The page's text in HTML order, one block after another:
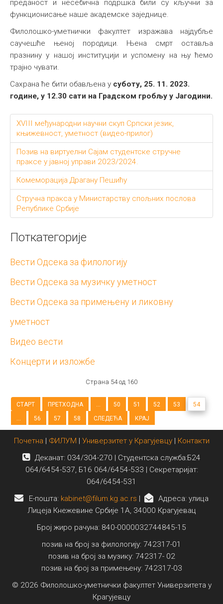
преданост и несебична подршка били су кључни за
функционисање наше академске заједнице.
Филолошко-уметнички факултет изражава најдубље
саучешће њеној породици. Њена смрт оставља
празнину у нашој институцији и успомену на њу ћемо
трајно чувати.
Сахрана ће бити обављена у суботу, 25. 11. 2023.
године, у 12.30 сати на Градском гробљу у Јагодини.
XVIII међународни научни скуп Српски језик,
књижевност, уметност (видео-прилог)
Позив на виртуелни Сајам студентске стручне
праксе у јавној управи 2023/2024.
Комеморација Драгану Пешићу
Стручна пракса у Министарству спољних послова
Републике Србије
Поткатегорије
Вести Одсека за филологију
Вести Одсека за музичку уметност
Вести Одсека за примењену и ликовну
уметност
Видео вести
Концерти и изложбе
Страна 54 од 160
СТАРТ ПРЕТХОДНА ... 50 51 52 53
54
...
56 57 58 СЛЕДЕЋА КРАЈ
Почетна | ФИЛУМ | Универзитет у Крагујевцу| Контакти
Деканат: 034/304-270 | Студентска служба:Б24
064/6454-537, Б16 064/6454-533 | Секретаријат:
064/6454-531
E-пошта: kabinet@filum.kg.ac.rs |
Адреса: улица
Лицеја Кнежевине Србије 1А, 34000 Крагујевац
Број жиро рачуна: 840-0000032744845-15
позив на број за филологију: 742317-01
позив на број за музику: 742317- 02
позив на број за примењену: 742317-03
© 2026 Филолошко-уметнички факултет Универзитета у
Крагујевцу